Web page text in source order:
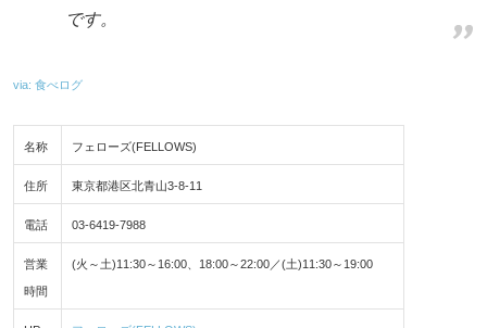
です。
via: 食べログ
名称 フェローズ(FELLOWS)
住所 東京都港区北青山3-8-11
電話 03-6419-7988
営業
時間
(火～土)11:30～16:00、18:00～22:00／(土)11:30～19:00